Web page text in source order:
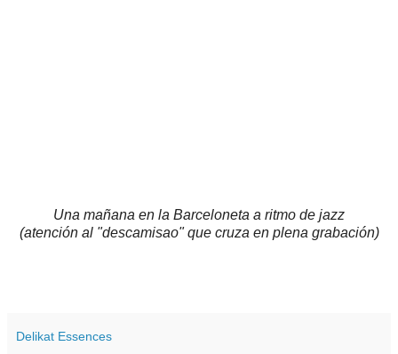
Una mañana en la Barceloneta a ritmo de jazz
(atención al "descamisao" que cruza en plena grabación)
Delikat Essences